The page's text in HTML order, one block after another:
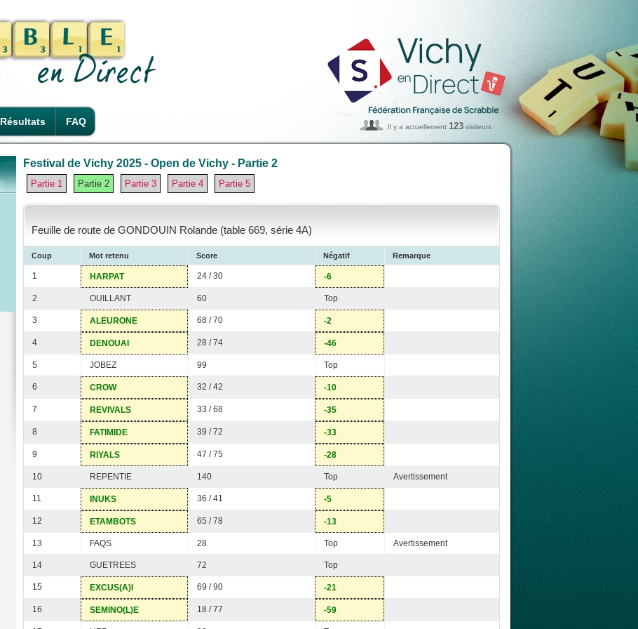
Résultats FAQ Il y a actuellement 123 visiteurs
Festival de Vichy 2025 - Open de Vichy - Partie 2
Partie 1 Partie 2 Partie 3 Partie 4 Partie 5
Feuille de route de GONDOUIN Rolande (table 669, série 4A)
Coup Mot retenu Score Négatif Remarque
1 HARPAT 24 / 30 -6
2 OUILLANT 60 Top
3 ALEURONE 68 / 70 -2
4 DENOUAI 28 / 74 -46
5 JOBEZ 99 Top
6 CROW 32 / 42 -10
7 REVIVALS 33 / 68 -35
8 FATIMIDE 39 / 72 -33
9 RIYALS 47 / 75 -28
10 REPENTIE 140 Top Avertissement
11 INUKS 36 / 41 -5
12 ETAMBOTS 65 / 78 -13
13 FAQS 28 Top Avertissement
14 GUETREES 72 Top
15 EXCUS(A)I 69 / 90 -21
16 SEMINO(L)E 18 / 77 -59